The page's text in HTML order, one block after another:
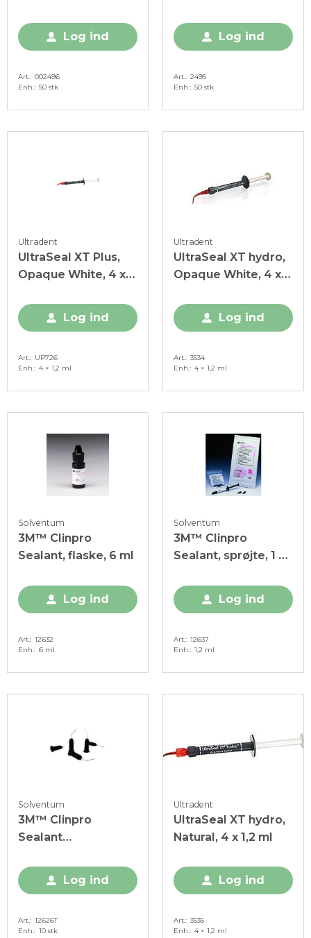
Log ind
Art.
002496
Enh.
50 stk
Log ind
Art.
2495
Enh.
50 stk
Ultradent
UltraSeal XT Plus,
Opaque White, 4 x
Log ind
Art.
UP726
Enh. 4 × 1,2 ml
Ultradent
UltraSeal XT hydro,
Opaque White, 4 x
Log ind
Art. 3534
Enh. 4 × 1,2 ml
Solventum
3M™ Clinpro
Sealant, flaske, 6 ml
Log ind
Art.
12632
Enh.
6 ml
Solventum
3M™ Clinpro
Sealant, sprøjte, 1 x
Log ind
Art.
12637
Enh.
1,2 ml
Solventum
3M™ Clinpro
Sealant
27G, sort, 10 stk.
Log ind
Art. 12626T
Enh. 10 stk
Ultradent
UltraSeal XT hydro,
Natural, 4 x 1,2 ml
Log ind
Art. 3535
Enh. 4 × 1,2 ml